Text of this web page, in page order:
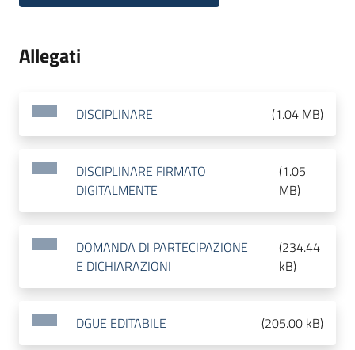
Allegati
DISCIPLINARE (1.04 MB)
DISCIPLINARE FIRMATO
DIGITALMENTE
(1.05
MB)
DOMANDA DI PARTECIPAZIONE
E DICHIARAZIONI
(234.44
kB)
DGUE EDITABILE (205.00 kB)